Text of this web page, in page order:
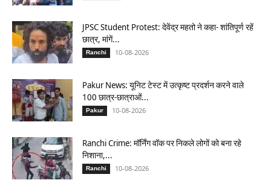
JPSC Student Protest: देवेंद्र महतो ने कहा- शांतिपूर्ण रहें
छात्र, मांगें...
Ranchi 10-08-2026
Pakur News: यूनिट टेस्ट में उत्कृष्ट प्रदर्शन करने वाले
100 छात्र-छात्राओं...
Pakur 10-08-2026
Ranchi Crime: मॉर्निंग वॉक पर निकले लोगों को बना रहे
निशाना,...
Ranchi 10-08-2026